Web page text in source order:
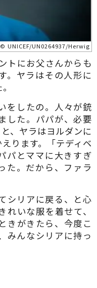
© UNICEF/UN0264937/Herwig
トにお父さんからも
。ヤラはその人形に
をしたの。人々が銃
した。パパが、必要
、ヤラはヨルダンに
ります。「テディベ
パとママに大きすぎ
た。だから、ファラ
シリアに戻る、と心
いな服を着せて、
きがきたら、今度こ
みんなシリアに持っ